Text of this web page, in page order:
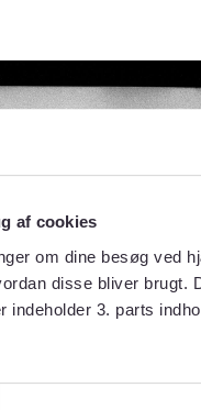
af cookies
om dine besøg ved
disse bliver
indeholder 3. parts